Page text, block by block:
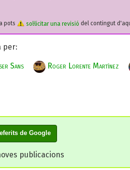
pots
sol·licitar una revisió del contingut
per:
Sans Roger Lorente Martínez
de Google
publicacions